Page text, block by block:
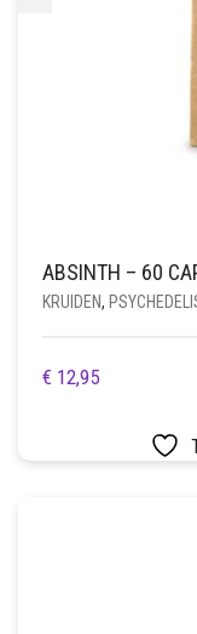
ABSINTH – 60
KRUIDEN,
€ 12,95